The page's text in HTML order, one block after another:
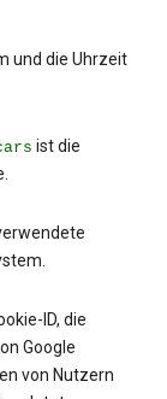
und die Uhrzeit
ist die
ID, die
Google
von Nutzern